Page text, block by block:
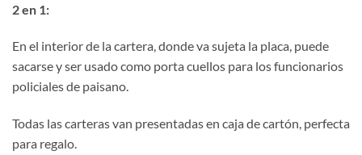
2 en 1:
En el interior de la cartera, donde va sujeta la placa, puede
sacarse y ser usado como porta cuellos para los funcionarios
policiales de paisano.
Todas las carteras van presentadas en caja de cartón, perfecta
para regalo.